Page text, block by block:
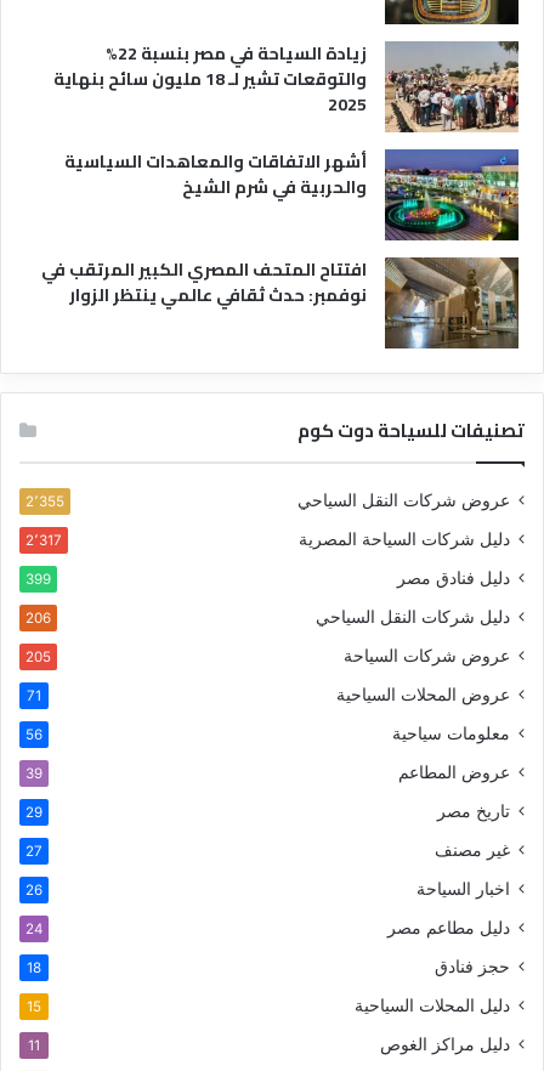
زيادة السياحة في مصر بنسبة 22%
والتوقعات تشير لـ 18 مليون سائح بنهاية
2025
أشهر الاتفاقات والمعاهدات السياسية
والحربية في شرم الشيخ
افتتاح المتحف المصري الكبير المرتقب في
نوفمبر: حدث ثقافي عالمي ينتظر الزوار
تصنيفات للسياحة دوت كوم
عروض شركات النقل السياحي 2٬355
دليل شركات السياحة المصرية 2٬317
دليل فنادق مصر 399
دليل شركات النقل السياحي 206
عروض شركات السياحة 205
عروض المحلات السياحية 71
معلومات سياحية 56
عروض المطاعم 39
تاريخ مصر 29
غير مصنف 27
اخبار السياحة 26
دليل مطاعم مصر 24
حجز فنادق 18
دليل المحلات السياحية 15
دليل مراكز الغوص 11